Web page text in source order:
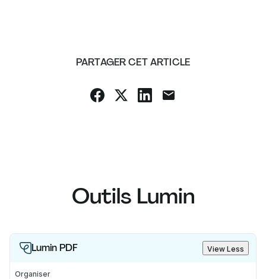
PARTAGER CET ARTICLE
Outils Lumin
Lumin PDF View Less
Organiser